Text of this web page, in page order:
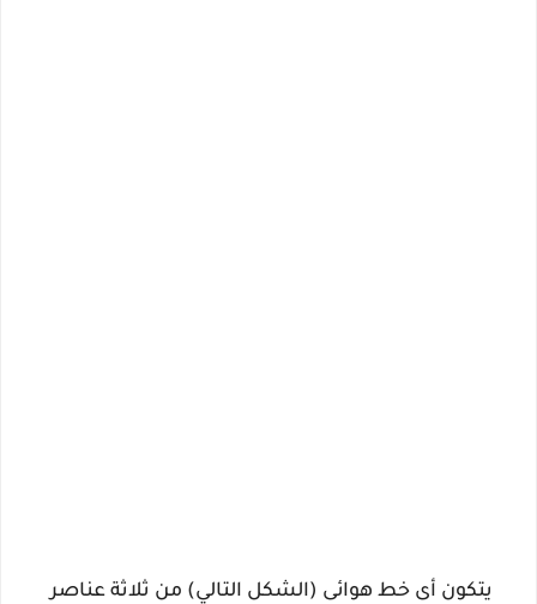
يتكون أى خط هوائى (الشكل التالي) من ثلاثة عناصر